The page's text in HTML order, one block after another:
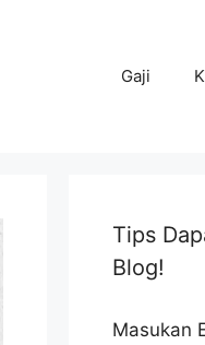
Gaji
Tips
Blog!
Masukan